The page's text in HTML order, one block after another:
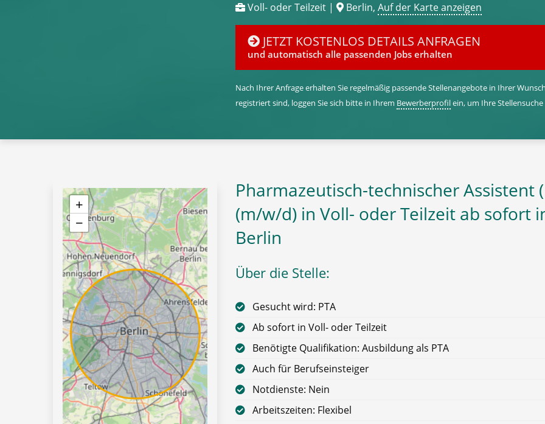
Voll- oder Teilzeit | Berlin, Auf der Karte anzeigen
JETZT KOSTENLOS DETAILS ANFRAGEN
und automatisch alle passenden Jobs erhalten
Nach Ihrer Anfrage erhalten Sie regelmäßig passende Stellenangebote in Ihrer
registriert sind, loggen Sie sich bitte in Ihrem Bewerberprofilein, um Ihre
Pharmazeutisch-technischer Assistent
(m/w/d) in Voll- oder Teilzeit ab sofort
Berlin
Über die Stelle:
Gesucht wird: PTA
Ab sofort in Voll- oder Teilzeit
Benötigte Qualifikation: Ausbildung als PTA
Auch für Berufseinsteiger
Notdienste: Nein
Arbeitszeiten: Flexibel
+
−